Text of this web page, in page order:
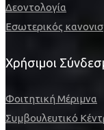
Δεοντολογία
Εσωτερικός
Χρήσιμοι
Φοιτητική Μέριμνα
Συμβουλευτικό